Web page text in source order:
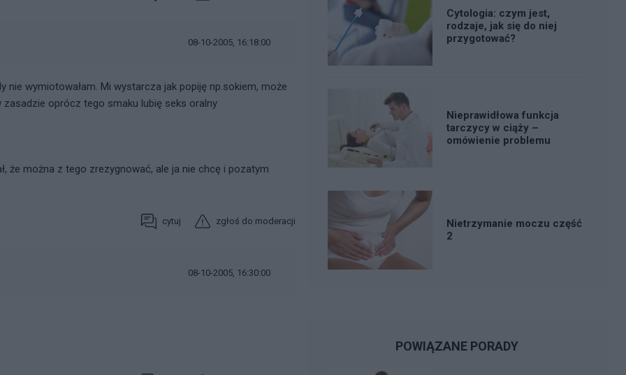
08-10-2005, 16:18:00
nie wymiotowałam. Mi wystarcza jak popiję np.sokiem, może
oprócz tego smaku lubię seks oralny
że można z tego zrezygnować, ale ja nie chcę i pozatym
cytuj zgłoś do moderacji
08-10-2005, 16:30:00
Cytologia: czym jest,
rodzaje, jak się do niej
przygotować?
Nieprawidłowa funkcja
tarczycy w ciąży –
omówienie problemu
Nietrzymanie moczu część
2
POWIĄZANE PORADY